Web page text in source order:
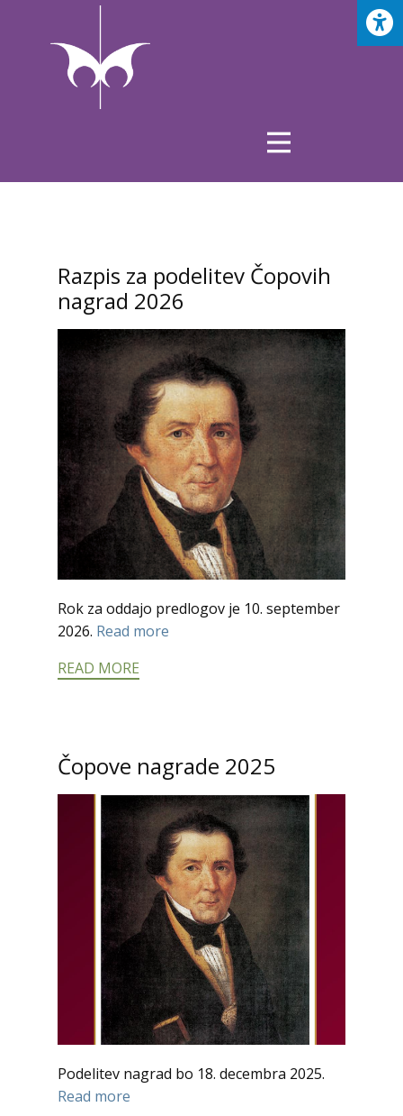
Razpis za podelitev Čopovih
nagrad 2026
Rok za oddajo predlogov je 10. september
2026. Read more
READ MORE
Čopove nagrade 2025
Podelitev nagrad bo 18. decembra 2025.
Read more